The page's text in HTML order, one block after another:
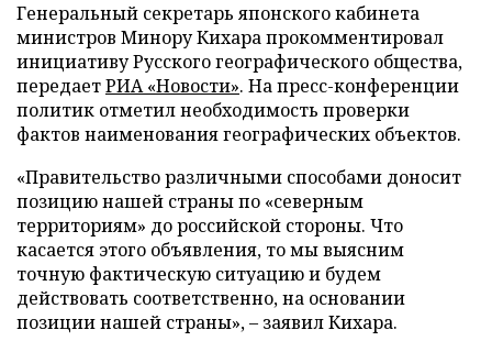
Генеральный секретарь японского кабинета
министров Минору Кихара прокомментировал
инициативу Русского географического общества,
передаетРИА «Новости». На пресс-конференции
политик отметил необходимость проверки
фактов наименования географических объектов.
«Правительство различными способами доносит
позицию нашей страны по «северным
территориям» до российской стороны. Что
касается этого объявления, то мы выясним
точную фактическую ситуацию и будем
действовать соответственно, на основании
позиции нашей страны», – заявил Кихара.